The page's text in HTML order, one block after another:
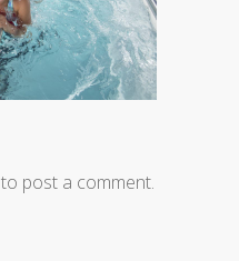
to post a comment.